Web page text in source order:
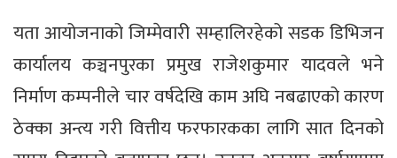
यता आयोजनाको जिम्मेवारी सम्हालिरहेको सडक डिभिजन
कार्यालय कञ्चनपुरका प्रमुख राजेशकुमार यादवले भने
निर्माण कम्पनीले चार वर्षदेखि काम अघि नबढाएको कारण
ठेक्का अन्त्य गरी वित्तीय फरफारकका लागि सात दिनको